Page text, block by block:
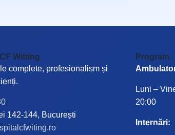
Witting
complete, profesionalism și
142-144, București
Program
Luni –
20:00
Internări: